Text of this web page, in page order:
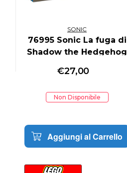
SONIC
76995 Sonic La fuga di
Shadow the Hedgehog
€27,00
Non Disponibile
Aggiungi al Carrello